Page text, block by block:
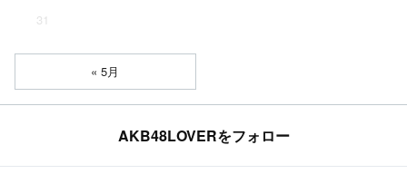
31
« 5月
AKB48LOVERをフォロー